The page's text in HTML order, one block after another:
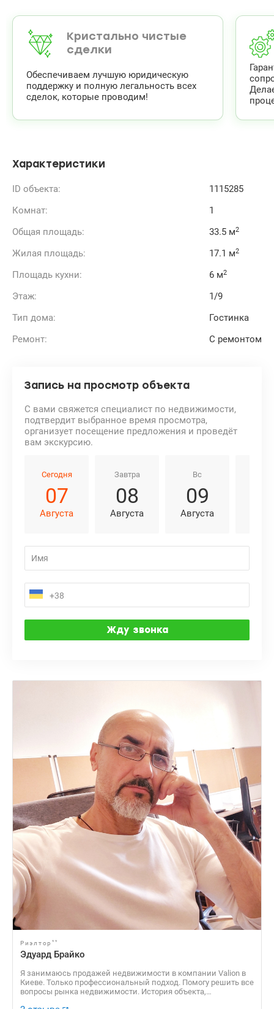
Отдельная комната, не студия, из комнаты выход на
застекленный балкон.
Квартира укомплектована всей необходимой мебелью и
техникой для комфортного проживания. Смежный
санузел с ремонтом.
Квартира готова к продаже и заселению.
Удобная локация по расположению, рядом несколько
узлов транспортных развязок, школы, садики, детская
больница Охмадит, большая парковка во дворе.
Свет и отопление подключены к критической
инфраструктуре!
Кристально чистые
сделки
Обеспечиваем лучшую юридическую
поддержку и полную легальность всех
сделок, которые проводим!
Характеристики
ID объекта:
1115285
Комнат:
1
Общая площадь:
33.5 м2
Жилая площадь: 17.1 м2
Площадь кухни: 6 м2
Этаж:
1/9
Тип дома:
Гостинка
Ремонт:
С ремонтом
Запись на просмотр объекта
С вами свяжется специалист по недвижимости,
подтвердит выбранное время просмотра,
организует посещение предложения и проведёт
вам экскурсию.
Сегодня
07
Августа
Завтра
08
Августа
Вс
09
Августа
Риэлтор **
Эдуард Брайко
Я занимаюсь продажей недвижимости в компании Valion в
Киеве. Только профессиональный подход. Помогу решить все
вопросы рынка недвижимости. История объекта,